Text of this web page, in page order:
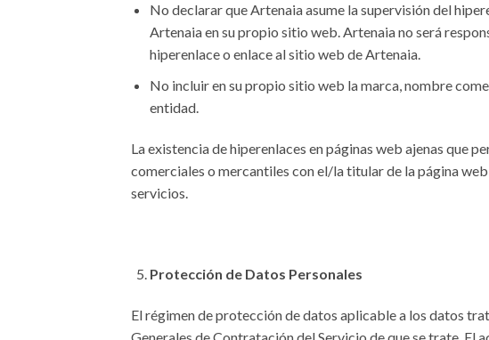
No declarar que Artenaia asume la supervisión del
Artenaia en su propio sitio web. Artenaia no será
hiperenlace o enlace al sitio web de Artenaia.
No incluir en su propio sitio web la marca, nombre
entidad.
La existencia de hiperenlaces en páginas web ajenas que
comerciales o mercantiles con el/la titular de la página
servicios.
Protección de Datos Personales
El régimen de protección de datos aplicable a los datos